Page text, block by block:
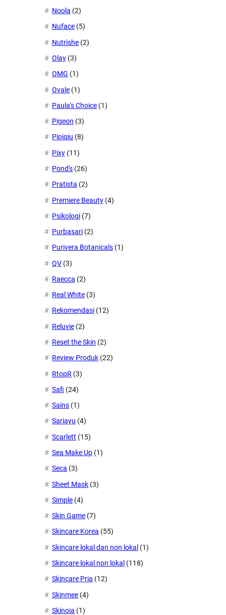
Noola (2)
Nuface (5)
Nutrishe (2)
Olay (3)
OMG (1)
Ovale (1)
Paula's Choice (1)
Pigeon (3)
Pipiqiu (8)
Pixy (11)
Pond's (26)
Pratista (2)
Premiere Beauty (4)
Psikologi (7)
Purbasari (2)
Purivera Botanicals (1)
QV (3)
Raecca (2)
Real White (3)
Rekomendasi (12)
Reluvie (2)
Reset the Skin (2)
Review Produk (22)
RtopR (3)
Safi (24)
Sains (1)
Sariayu (4)
Scarlett (15)
Sea Make Up (1)
Seca (3)
Sheet Mask (3)
Simple (4)
Skin Game (7)
Skincare Korea (55)
Skincare lokal dan non lokal (1)
Skincare lokal non lokal (118)
Skincare Pria (12)
Skinmee (4)
Skinoia (1)